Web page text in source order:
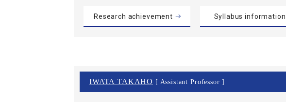
Research achievement Syllabus information
IWATA TAKAHO [ Assistant Professor ]